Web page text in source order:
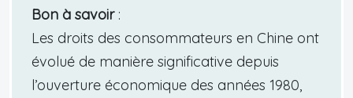
Bon à savoir:
Les droits des consommateurs en Chine ont
évolué de manière significative depuis
l’ouverture économique des années 1980,